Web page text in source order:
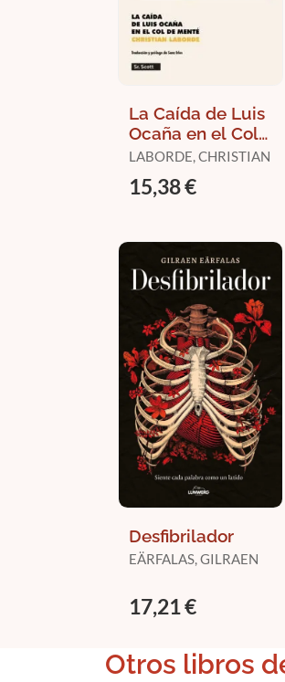
La Caída de Luis
Ocaña en el Col
de Menté
LABORDE, CHRISTIAN
15,38 €
Desfibrilador
EÄRFALAS, GILRAEN
17,21 €
Otros libros